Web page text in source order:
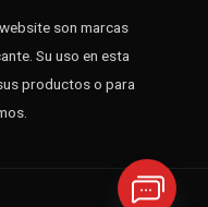
son marcas
Su uso en esta
productos o para